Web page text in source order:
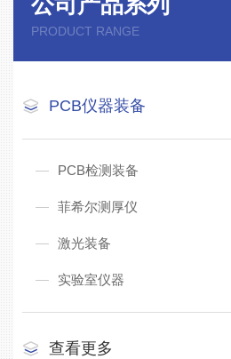
PRODUCT RANGE
PCB仪器装备
PCB检测装备
菲希尔测厚仪
激光装备
实验室仪器
查看更多